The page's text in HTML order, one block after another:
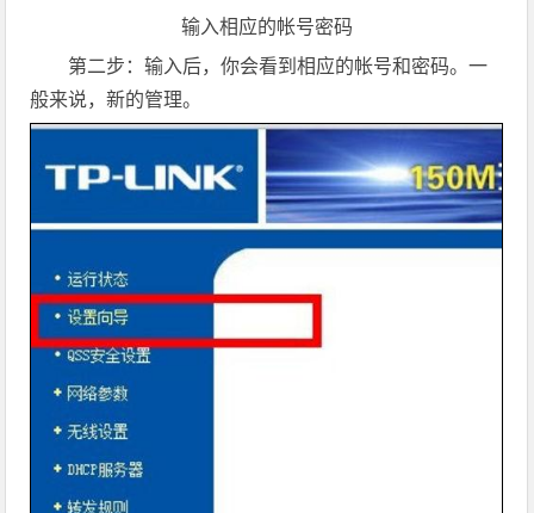
输入相应的帐号密码
第二步：输入后，你会看到相应的帐号和密码。一
般来说，新的管理。